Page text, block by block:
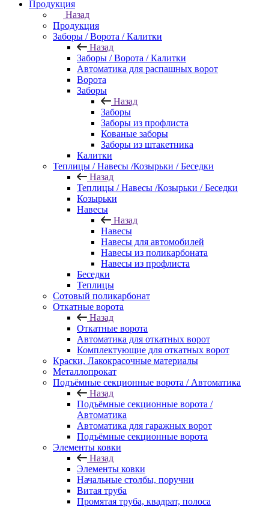
Продукция
Назад
Продукция
Заборы / Ворота / Калитки
Назад
Заборы / Ворота / Калитки
Автоматика для распашных ворот
Ворота
Заборы
Назад
Заборы
Заборы из профлиста
Кованые заборы
Заборы из штакетника
Калитки
Теплицы / Навесы /Козырьки / Беседки
Назад
Теплицы / Навесы /Козырьки / Беседки
Козырьки
Навесы
Назад
Навесы
Навесы для автомобилей
Навесы из поликарбоната
Навесы из профлиста
Беседки
Теплицы
Сотовый поликарбонат
Откатные ворота
Назад
Откатные ворота
Автоматика для откатных ворот
Комплектующие для откатных ворот
Краски, Лакокрасочные материалы
Металлопрокат
Подъёмные секционные ворота / Автоматика
Назад
Подъёмные секционные ворота /
Автоматика
Автоматика для гаражных ворот
Подъёмные секционные ворота
Элементы ковки
Назад
Элементы ковки
Начальные столбы, поручни
Витая труба
Промятая труба, квадрат, полоса